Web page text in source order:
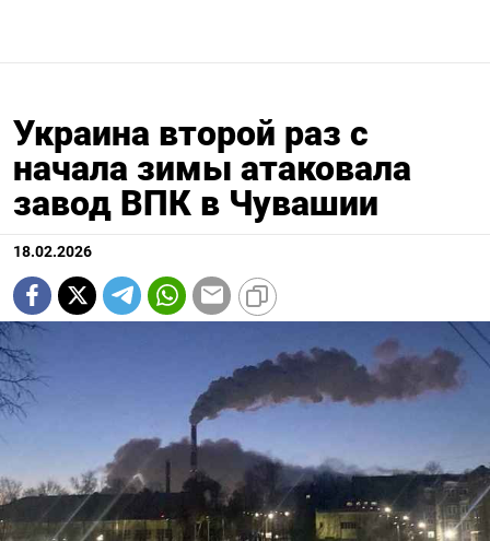
Украина второй раз с
начала зимы атаковала
завод ВПК в Чувашии
18.02.2026